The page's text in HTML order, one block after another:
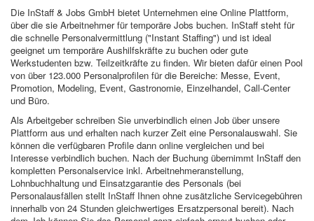
Die InStaff & Jobs GmbH bietet Unternehmen eine Online Plattform,
über die sie Arbeitnehmer für temporäre Jobs buchen. InStaff steht für
die schnelle Personalvermittlung ("Instant Staffing") und ist ideal
geeignet um temporäre Aushilfskräfte zu buchen oder gute
Werkstudenten bzw. Teilzeitkräfte zu finden. Wir bieten dafür einen Pool
von über 123.000 Personalprofilen für die Bereiche: Messe, Event,
Promotion, Modeling, Event, Gastronomie, Einzelhandel, Call-Center
und Büro.
Als Arbeitgeber schreiben Sie unverbindlich einen Job über unsere
Plattform aus und erhalten nach kurzer Zeit eine Personalauswahl. Sie
können die verfügbaren Profile dann online vergleichen und bei
Interesse verbindlich buchen. Nach der Buchung übernimmt InStaff den
kompletten Personalservice inkl. Arbeitnehmeranstellung,
Lohnbuchhaltung und Einsatzgarantie des Personals (bei
Personalausfällen stellt InStaff Ihnen ohne zusätzliche Servicegebühren
innerhalb von 24 Stunden gleichwertiges Ersatzpersonal bereit). Nach